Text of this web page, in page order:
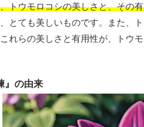
トウモロコシの美しさと、その
とても美しいものです。また、
れらの美しさと有用性が、トウ
』の由来